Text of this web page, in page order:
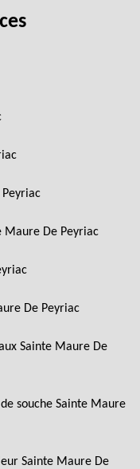
Maure De Peyriac
De Peyriac
Sainte Maure De
souche Sainte Maure
Sainte Maure De